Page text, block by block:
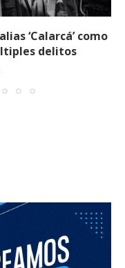
‘Calarcá’ como
delitos